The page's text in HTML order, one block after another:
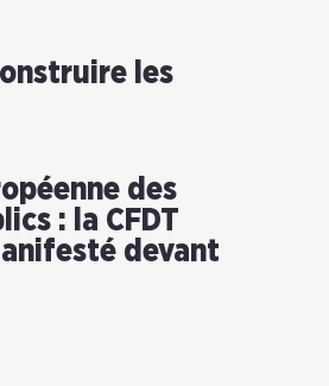
les
des
: la CFDT
devant